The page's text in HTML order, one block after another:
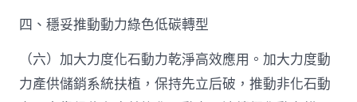
四、穩妥推動動力綠色低碳轉型
（六）加大力度化石動力乾淨高效應用。加大力度動
力產供儲銷系統扶植，保持先立后破，推動非化石動